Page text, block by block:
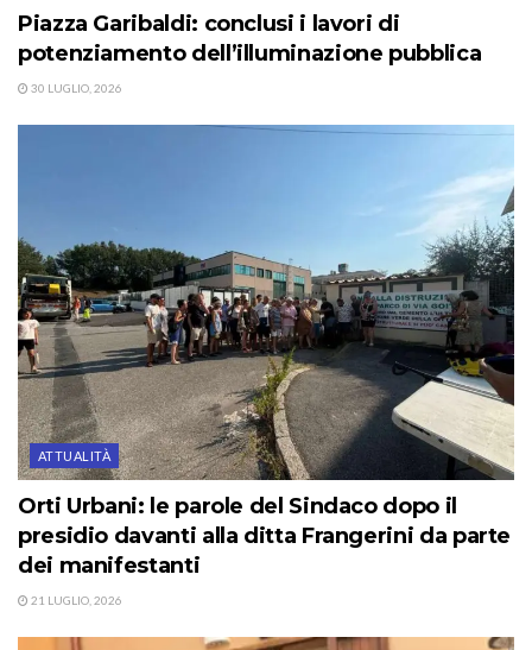
Piazza Garibaldi: conclusi i lavori di
potenziamento dell’illuminazione pubblica
30 LUGLIO, 2026
ATTUALITÀ
Orti Urbani: le parole del Sindaco dopo il
presidio davanti alla ditta Frangerini da parte
dei manifestanti
21 LUGLIO, 2026